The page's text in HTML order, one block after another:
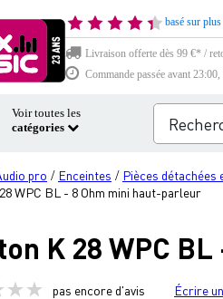
basé sur
Livraison offerte dès 99 €* /
Commande passée avant
Voir toutes les
catégories
pro / Enceintes / Pièces détachées
WPC BL - 8 Ohm mini haut-parleur
K 28 WPC
pas encore d'avis Écrire